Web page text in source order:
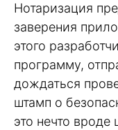
Нотаризация
заверения
этого
программу,
дождаться
штамп о
это нечто